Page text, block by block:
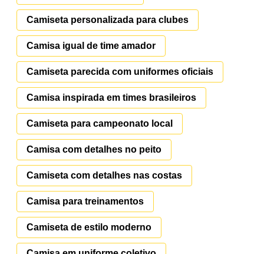
Camiseta personalizada para clubes
Camisa igual de time amador
Camiseta parecida com uniformes oficiais
Camisa inspirada em times brasileiros
Camiseta para campeonato local
Camisa com detalhes no peito
Camiseta com detalhes nas costas
Camisa para treinamentos
Camiseta de estilo moderno